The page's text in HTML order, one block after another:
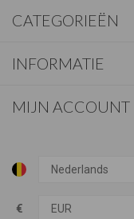
CATEGORIEËN
INFORMATIE
MIJN ACCOUNT
€